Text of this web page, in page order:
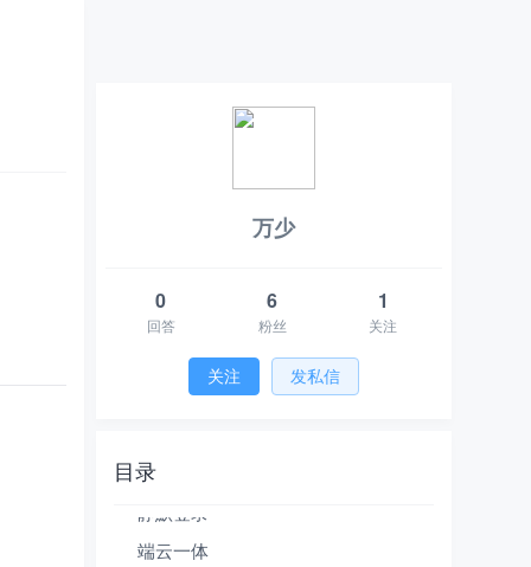
万少
0
回答
6
粉丝
1
关注
关注 发私信
目录
今天主要做了什么呢
静默登录
端云一体